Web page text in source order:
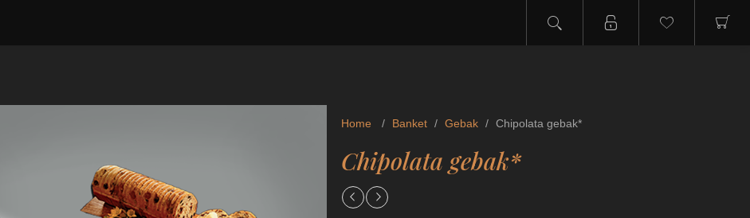
Home / Banket / Gebak / Chipolata gebak*
Chipolata gebak*